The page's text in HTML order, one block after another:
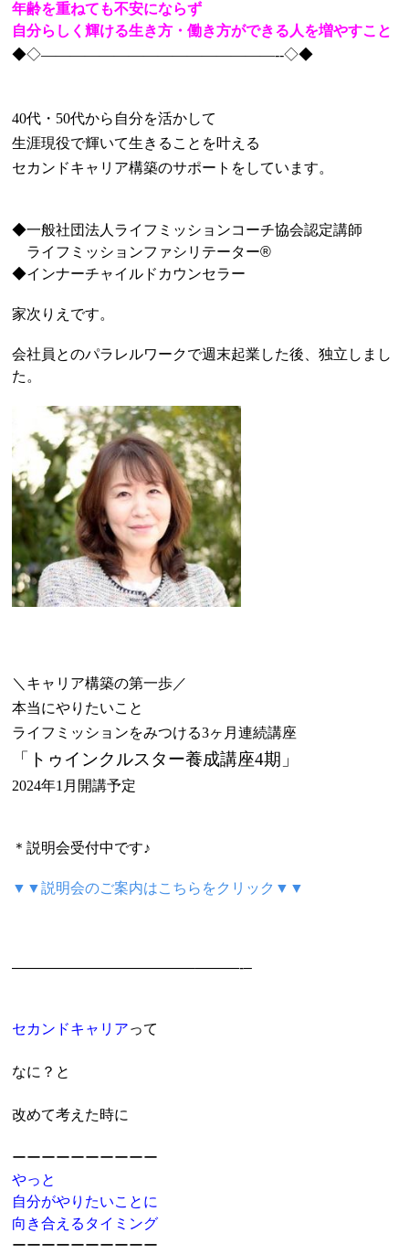
年齢を重ねても不安にならず
自分らしく輝ける生き方・働き方ができる人を増やすこと
◆◇————————————————--◇◆
40代・50代から自分を活かして
生涯現役で輝いて生きることを叶える
セカンドキャリア構築のサポートをしています。
◆一般社団法人ライフミッションコーチ協会認定講師
ライフミッションファシリテーター®️
◆インナーチャイルドカウンセラー
家次りえ です。
会社員とのパラレルワークで週末起業した後、独立しまし
た。
＼キャリア構築の第一歩／
本当にやりたいこと
ライフミッションをみつける3ヶ月連続講座
「 トゥインクルスター養成講座4期 」
2024年1月開講予定
＊説明会受付中です♪
▼▼説明会のご案内はこちらをクリック▼▼
————————————–———-–
セカンドキャリアって
なに？と
改めて考えた時に
ーーーーーーーーーー
やっと
自分がやりたいことに
向き合えるタイミング
ーーーーーーーーーー